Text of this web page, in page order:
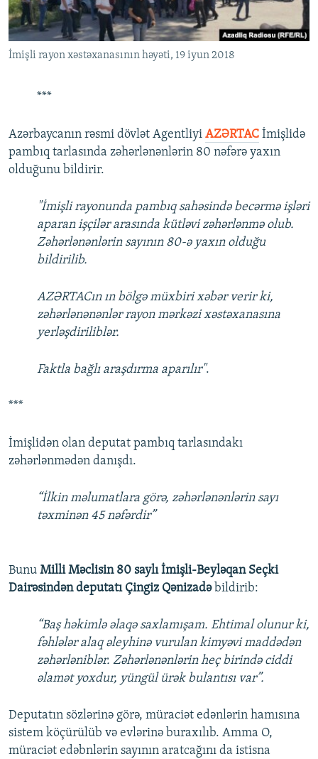
İmişli rayon xəstəxanasının həyəti, 19 iyun 2018
***
Azərbaycanın rəsmi dövlət Agentliyi AZƏRTAC İmişlidə
pambıq tarlasında zəhərlənənlərin 80 nəfərə yaxın
olduğunu bildirir.
"İmişli rayonunda pambıq sahəsində becərmə işləri
aparan işçilər arasında kütləvi zəhərlənmə olub.
Zəhərlənənlərin sayının 80-ə yaxın olduğu
bildirilib.
AZƏRTACın ın bölgə müxbiri xəbər verir ki,
zəhərlənənənlər rayon mərkəzi xəstəxanasına
yerləşdiriliblər.
Faktla bağlı araşdırma aparılır".
***
İmişlidən olan deputat pambıq tarlasındakı
zəhərlənmədən danışdı.
“İlkin məlumatlara görə, zəhərlənənlərin sayı
təxminən 45 nəfərdir”
Bunu Milli Məclisin 80 saylı İmişli-Beyləqan Seçki
Dairəsindən deputatı Çingiz Qənizadəbildirib:
“Baş həkimlə əlaqə saxlamışam. Ehtimal olunur ki,
fəhlələr alaq əleyhinə vurulan kimyəvi maddədən
zəhərləniblər. Zəhərlənənlərin heç birində ciddi
əlamət yoxdur, yüngül ürək bulantısı var”.
Deputatın sözlərinə görə, müraciət edənlərin hamısına
sistem köçürülüb və evlərinə buraxılıb. Amma O,
müraciət edəbnlərin sayının aratcağını da istisna